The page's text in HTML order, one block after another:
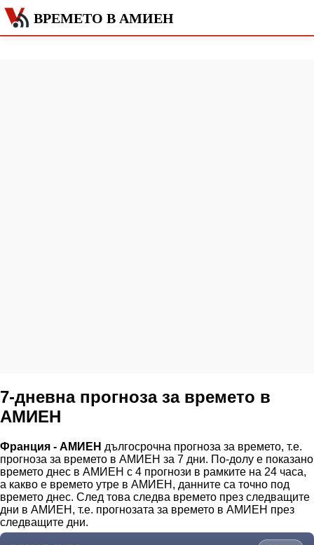
ВРЕМЕТО В АМИЕН
7-дневна прогноза за времето в
АМИЕН
Франция - АМИЕН дългосрочна прогноза за времето, т.е.
прогноза за времето в АМИЕН за 7 дни. По-долу е показано
времето днес в АМИЕН с 4 прогнози в рамките на 24 часа,
а какво е времето утре в АМИЕН, данните са точно под
времето днес. След това следва времето през следващите
дни в АМИЕН, т.е. прогнозата за времето в АМИЕН през
следващите дни.